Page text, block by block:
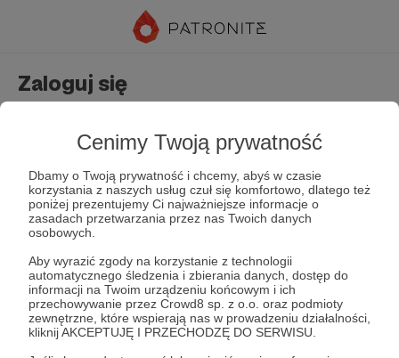
Cenimy Twoją prywatność
Dbamy o Twoją prywatność i chcemy, abyś w czasie
korzystania z naszych usług czuł się komfortowo, dlatego też
poniżej prezentujemy Ci najważniejsze informacje o
zasadach przetwarzania przez nas Twoich danych
osobowych.
Aby wyrazić zgody na korzystanie z technologii
automatycznego śledzenia i zbierania danych, dostęp do
informacji na Twoim urządzeniu końcowym i ich
przechowywanie przez Crowd8 sp. z o.o. oraz podmioty
zewnętrzne, które wspierają nas w prowadzeniu działalności,
kliknij AKCEPTUJĘ I PRZECHODZĘ DO SERWISU.
Zaloguj się
Zapamiętaj mnie Zapomniałeś hasła?
Zaloguj